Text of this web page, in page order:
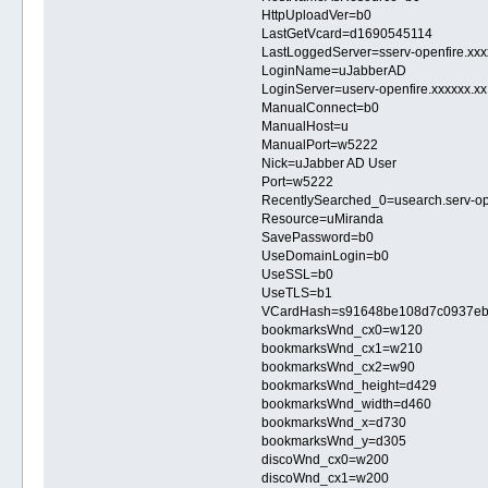
HttpUploadVer=b0
LastGetVcard=d1690545114
LastLoggedServer=sserv-
LoginName=uJabberAD
LoginServer=userv-openfire.xxxxxx.xx
ManualConnect=b0
ManualHost=u
ManualPort=w5222
Nick=uJabber AD User
Port=w5222
RecentlySearched_0=usearch.serv-
Resource=uMiranda
SavePassword=b0
UseDomainLogin=b0
UseSSL=b0
UseTLS=b1
bookmarksWnd_cx0=w120
bookmarksWnd_cx1=w210
bookmarksWnd_cx2=w90
bookmarksWnd_height=d429
bookmarksWnd_width=d460
bookmarksWnd_x=d730
bookmarksWnd_y=d305
discoWnd_cx0=w200
discoWnd_cx1=w200